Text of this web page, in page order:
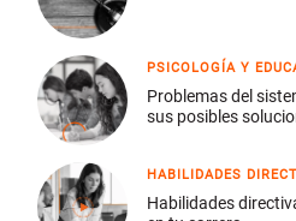
PSICOLOGÍA Y
Problemas del
sus posibles
HABILIDADES
Habilidades